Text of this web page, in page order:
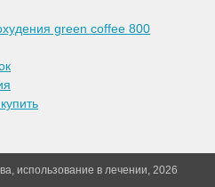
green coffee 800
использование в лечении, 2026